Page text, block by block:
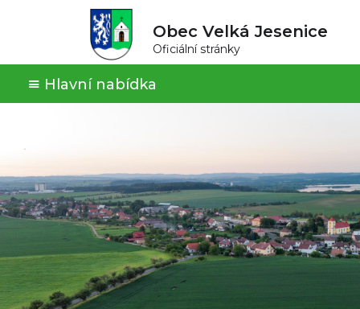
Obec Velká Jesenice
Oficiální stránky
Hlavní nabídka